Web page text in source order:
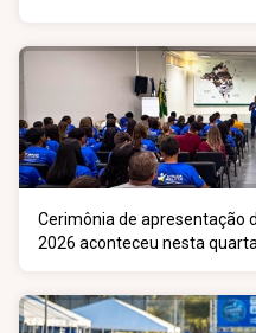
Cerimônia de apresentação
2026 aconteceu nesta